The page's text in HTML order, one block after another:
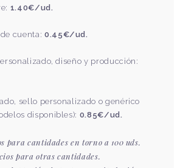
1.40€/ud.
cuenta: 0.45€/ud.
diseño y producción:
sello personalizado o genérico
disponibles): 0.85€/ud.
para cantidades en torno a 100 uds.
para otras cantidades.